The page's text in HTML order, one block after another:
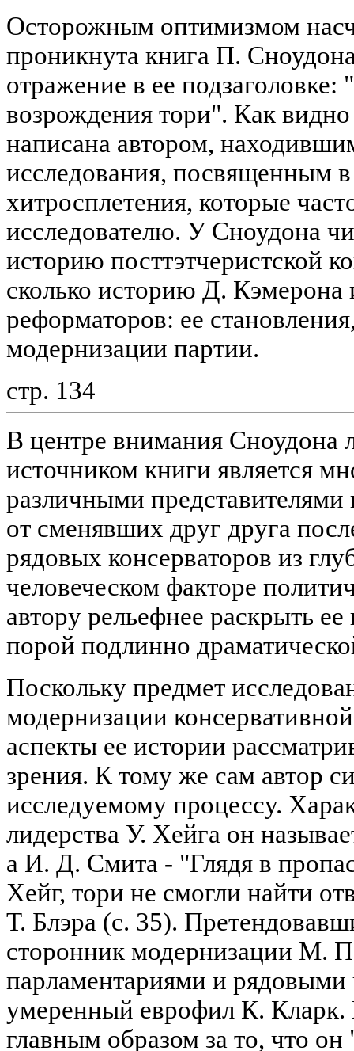
Осторожным оптимизмом
проникнута книга П.
отражение в ее подзаголовке:
возрождения тори". Как видно
написана автором,
исследования, посвященным в
хитросплетения, которые
исследователю. У Сноудона
историю посттэтчеристской
сколько историю Д. Кэмерона
реформаторов: ее
модернизации партии.
стр. 134
В центре внимания
источником книги является
различными представителями
от сменявших друг друга
рядовых консерваторов из
человеческом факторе
автору рельефнее раскрыть
порой подлинно
Поскольку предмет
модернизации
аспекты ее истории
зрения. К тому же сам автор
исследуемому процессу.
лидерства У. Хейга он
а И. Д. Смита - "Глядя в
Хейг, тори не смогли найти
Т. Блэра (с. 35).
сторонник модернизации М.
парламентариями и рядовыми
умеренный еврофил К.
главным образом за то, что